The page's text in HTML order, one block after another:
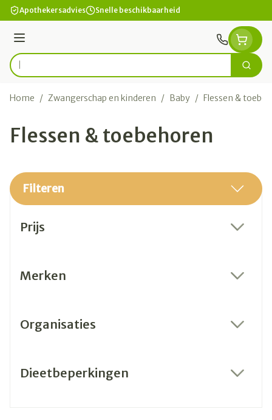
Ga naar de inhoud
Apothekersadvies Snelle beschikbaarheid
Menu
Product, merk, categorie... Zoek
Home / Zwangerschap en kinderen / Baby / Flessen &
Flessen & toebehoren
Filteren
Prijs
Merken
Organisaties
Dieetbeperkingen